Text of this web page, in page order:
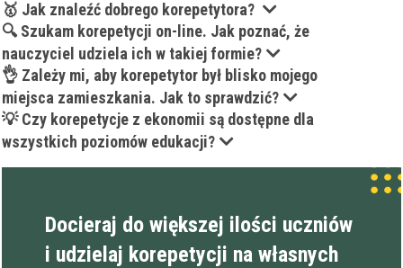
🥇 Jak znaleźć dobrego korepetytora?
🔍 Szukam korepetycji on-line. Jak poznać, że
nauczyciel udziela ich w takiej formie?
👌 Zależy mi, aby korepetytor był blisko mojego
miejsca zamieszkania. Jak to sprawdzić?
💡 Czy korepetycje z ekonomii są dostępne dla
wszystkich poziomów edukacji?
Docieraj do większej ilości uczniów
i udzielaj korepetycji na własnych